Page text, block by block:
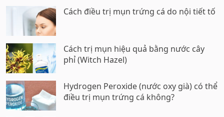
Cách điều trị mụn trứng cá do nội tiết tố
Cách trị mụn hiệu quả bằng nước cây
phỉ (Witch Hazel)
Hydrogen Peroxide (nước oxy già) có thể
điều trị mụn trứng cá không?